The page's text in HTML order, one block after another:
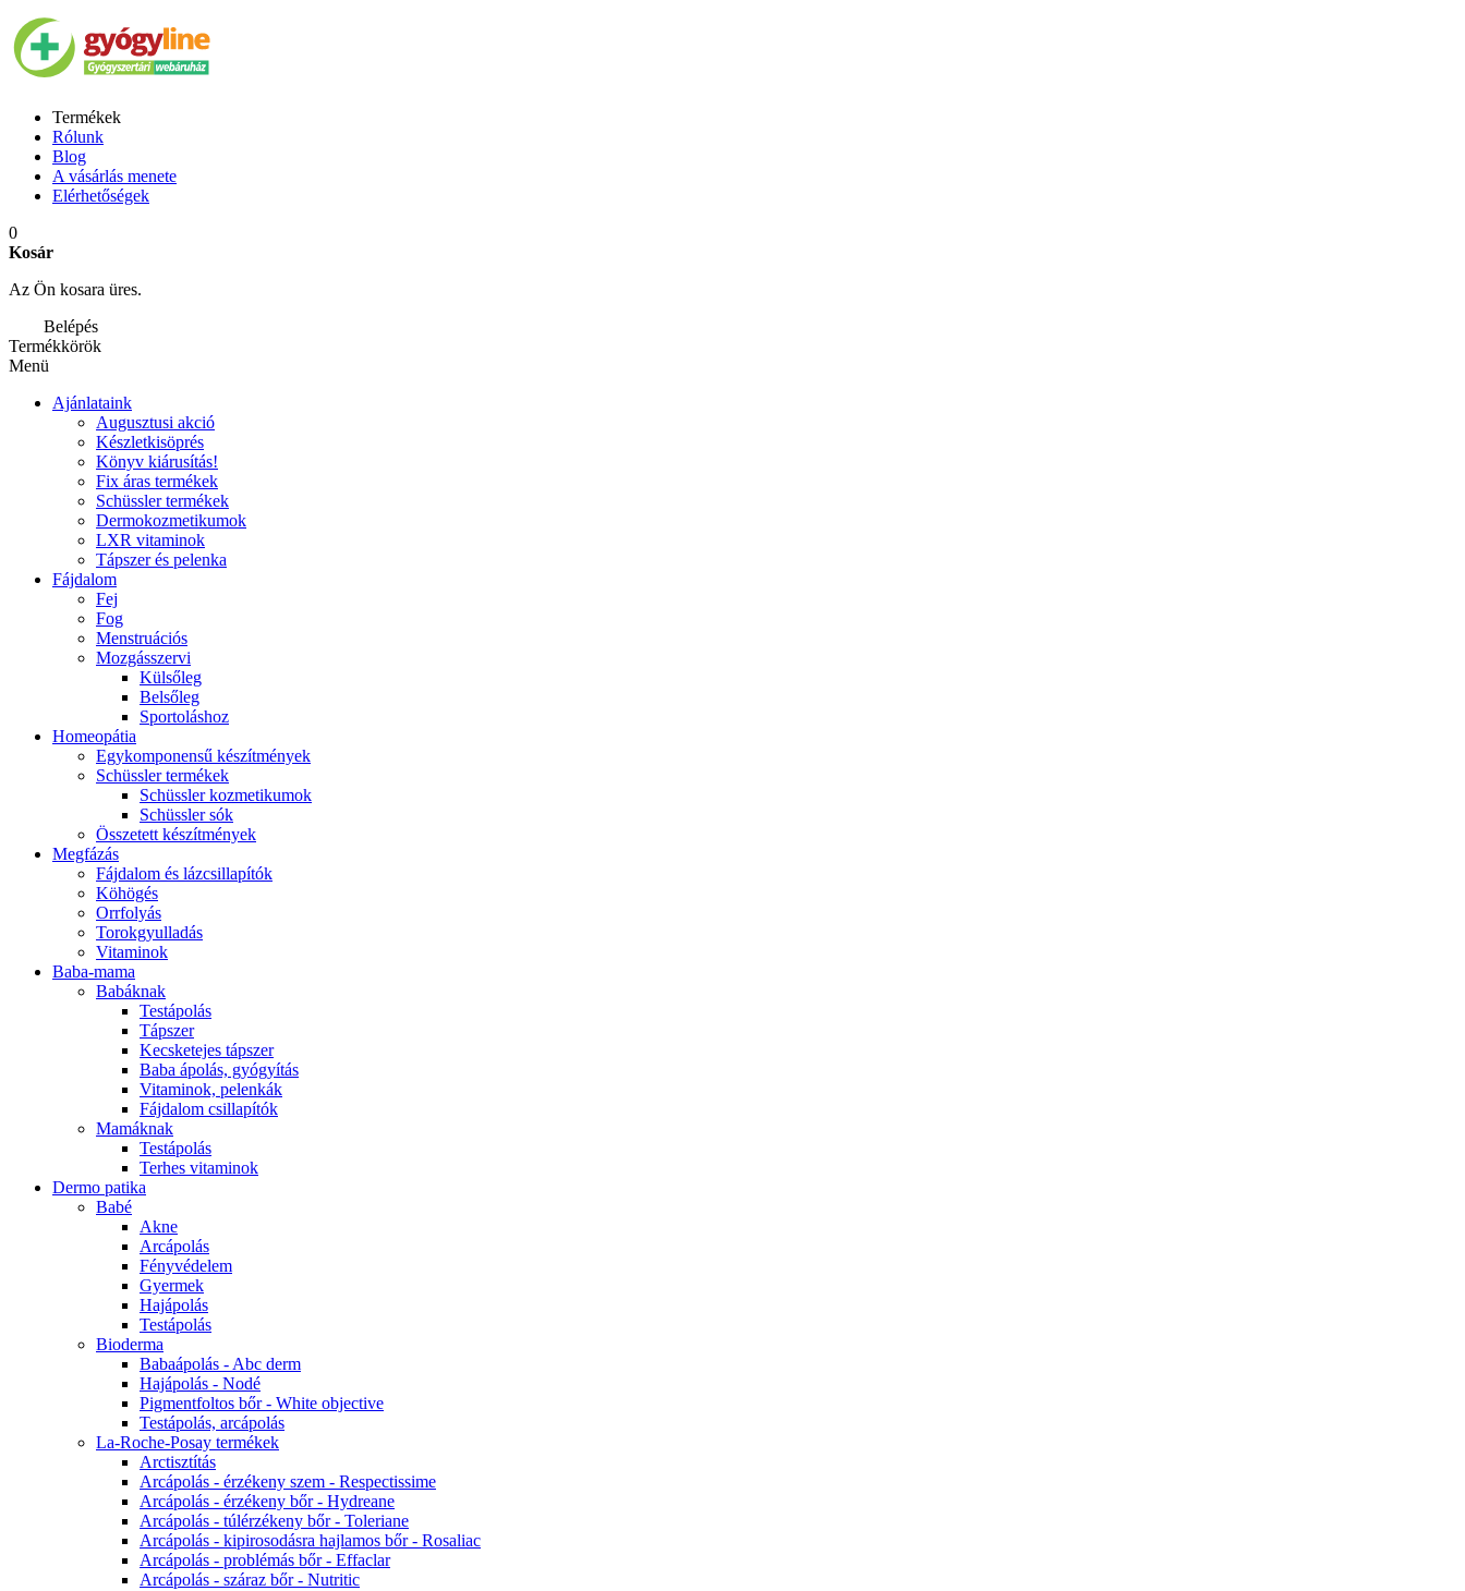
Termékek
Rólunk
Blog
A vásárlás menete
Elérhetőségek
0
Kosár
Az Ön kosara üres.
Belépés
Termékkörök
Menü
Ajánlataink
Augusztusi akció
Készletkisöprés
Könyv kiárusítás!
Fix áras termékek
Schüssler termékek
Dermokozmetikumok
LXR vitaminok
Tápszer és pelenka
Fájdalom
Fej
Fog
Menstruációs
Mozgásszervi
Külsőleg
Belsőleg
Sportoláshoz
Homeopátia
Egykomponensű készítmények
Schüssler termékek
Schüssler kozmetikumok
Schüssler sók
Összetett készítmények
Megfázás
Fájdalom és lázcsillapítók
Köhögés
Orrfolyás
Torokgyulladás
Vitaminok
Baba-mama
Babáknak
Testápolás
Tápszer
Kecsketejes tápszer
Baba ápolás, gyógyítás
Vitaminok, pelenkák
Fájdalom csillapítók
Mamáknak
Testápolás
Terhes vitaminok
Dermo patika
Babé
Akne
Arcápolás
Fényvédelem
Gyermek
Hajápolás
Testápolás
Bioderma
Babaápolás - Abc derm
Hajápolás - Nodé
Pigmentfoltos bőr - White objective
Testápolás, arcápolás
La-Roche-Posay termékek
Arctisztítás
Arcápolás - érzékeny szem - Respectissime
Arcápolás - érzékeny bőr - Hydreane
Arcápolás - túlérzékeny bőr - Toleriane
Arcápolás - kipirosodásra hajlamos bőr - Rosaliac
Arcápolás - problémás bőr - Effaclar
Arcápolás - száraz bőr - Nutritic